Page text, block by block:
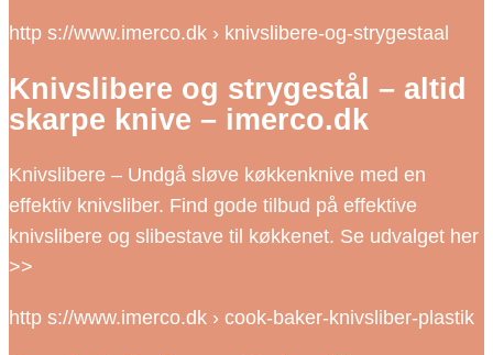
http s://www.imerco.dk › knivslibere-og-strygestaal
Knivslibere og strygestål – altid
skarpe knive – imerco.dk
Knivslibere – Undgå sløve køkkenknive med en
effektiv knivsliber. Find gode tilbud på effektive
knivslibere og slibestave til køkkenet. Se udvalget her
>>
http s://www.imerco.dk › cook-baker-knivsliber-plastik